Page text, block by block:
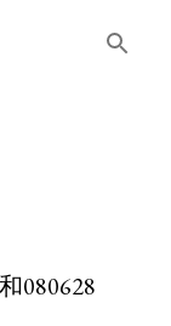
ツに移動
080628